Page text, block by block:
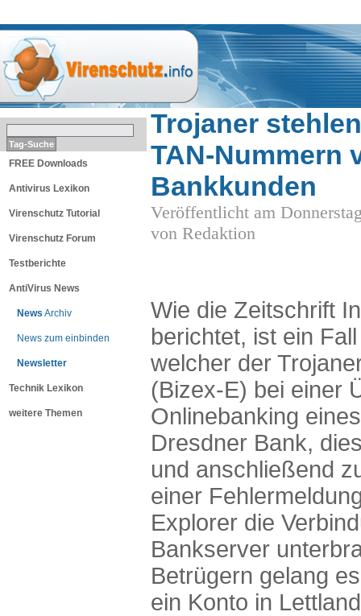
FREE Downloads
Antivirus Lexikon
Virenschutz Tutorial
Virenschutz Forum
Testberichte
AntiVirus News
News Archiv
News zum einbinden
Newsletter
Technik Lexikon
weitere Themen
Trojaner
TAN-Nummern
Bankkunden
Veröffentlicht am
von Redaktion
Wie die Zeitschrift
berichtet, ist ein
welcher der
(Bizex-E) bei einer
Onlinebanking
Dresdner Bank,
und anschließend
einer
Explorer die
Bankserver
Betrügern gelang
ein Konto in